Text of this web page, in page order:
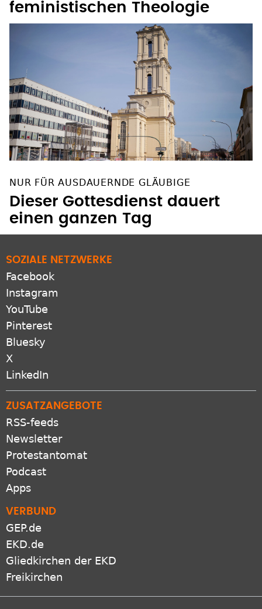
feministischen Theologie
NUR FÜR AUSDAUERNDE GLÄUBIGE
Dieser Gottesdienst dauert
einen ganzen Tag
SOZIALE NETZWERKE
Facebook
Instagram
YouTube
Pinterest
Bluesky
X
LinkedIn
ZUSATZANGEBOTE
RSS-feeds
Newsletter
Protestantomat
Podcast
Apps
VERBUND
GEP.de
EKD.de
Gliedkirchen der EKD
Freikirchen